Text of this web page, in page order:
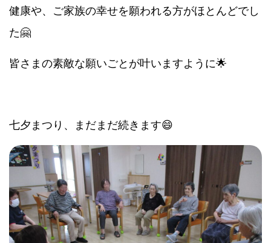
健康や、ご家族の幸せを願われる方がほとんどでし
た🤗
皆さまの素敵な願いごとが叶いますように🌟
七夕まつり、まだまだ続きます😄